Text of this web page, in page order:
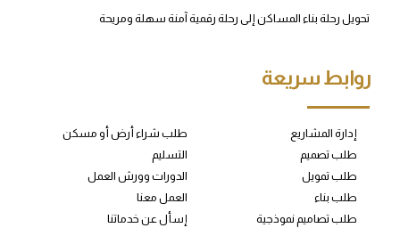
تحويل رحلة بناء المساكن إلى رحلة رقمية آمنة سهلة ومريحة
روابط سريعة
إدارة المشاريع
طلب تصميم
طلب تمويل
طلب بناء
طلب تصاميم نموذجية
طلب شراء أرض أو مسكن
التسليم
الدورات وورش العمل
العمل معنا
إسأل عن خدماتنا